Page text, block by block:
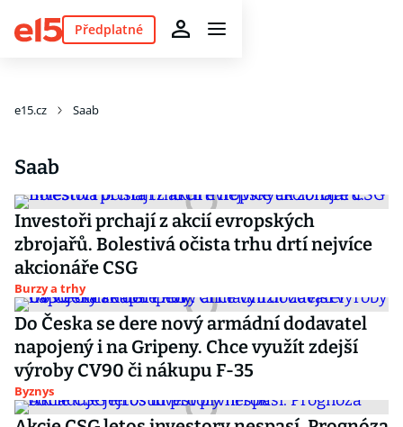
Předplatné
e15.cz Saab
Saab
Investoři prchají z akcií evropských
zbrojařů. Bolestivá očista trhu drtí nejvíce
akcionáře CSG
Burzy a trhy
Do Česka se dere nový armádní dodavatel
napojený i na Gripeny. Chce využít zdejší
výroby CV90 či nákupu F-35
Byznys